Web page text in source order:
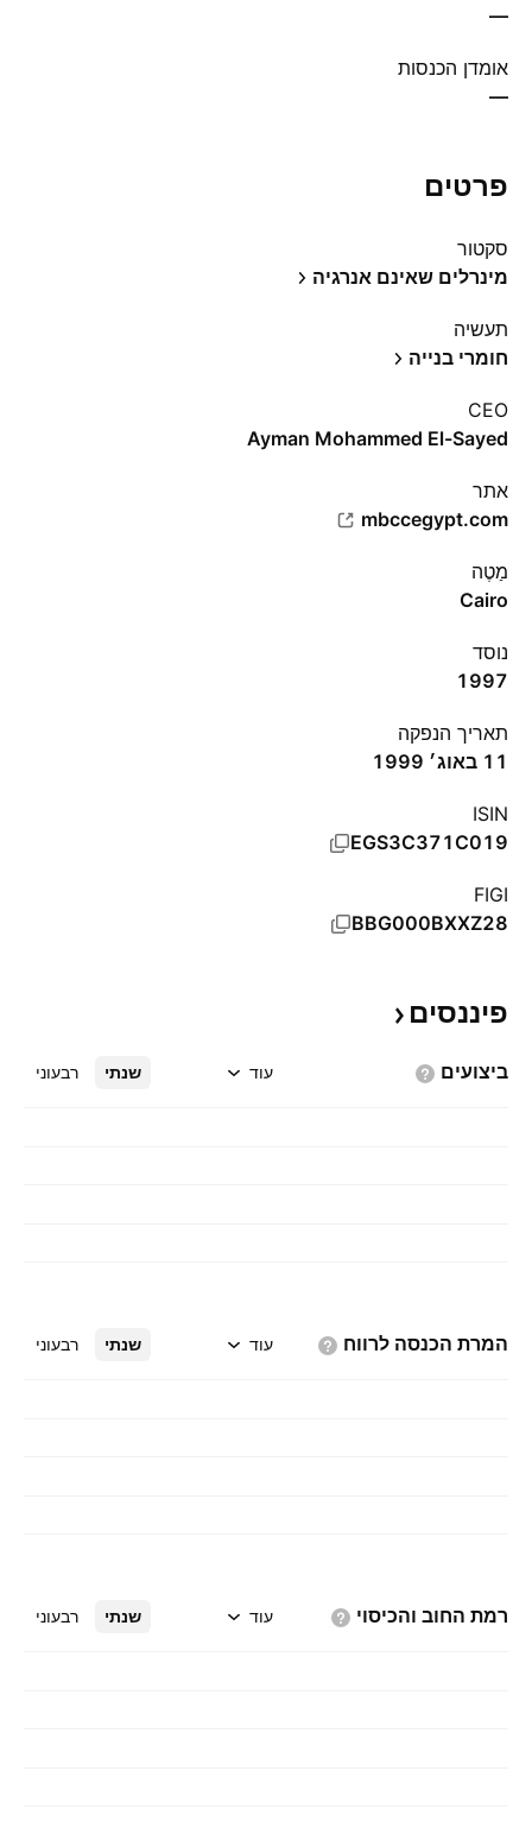
—
אומדן הכנסות
—
פרטים
סקטור
מינרלים שאינם אנרגיה
תעשיה
חומרי בנייה
CEO
Ayman Mohammed El-Sayed
אתר‏
mbccegypt.com
מַטֶה
Cairo
נוסד
1997
תאריך הנפקה
11 באוג׳ 1999
ISIN
EGS3C371C019
FIGI
BBG000BXXZ28
פיננסים
ביצועים שנתי רבעוני עוד
המרת הכנסה לרווח שנתי רבעוני עוד
רמת החוב והכיסוי שנתי רבעוני עוד